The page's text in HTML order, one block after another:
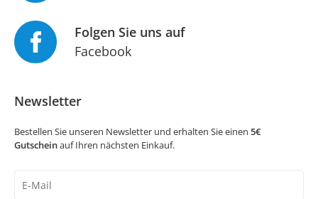
Folgen Sie uns auf
Facebook
Newsletter
Bestellen Sie unseren Newsletter und erhalten Sie einen 5€
Gutscheinauf Ihren nächsten Einkauf.
Honig